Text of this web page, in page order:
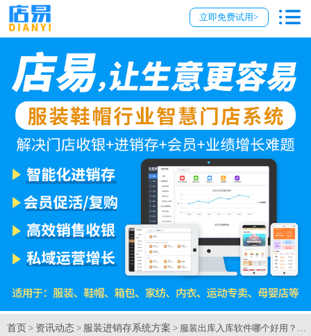
立即免费试用>
首页 > 资讯动态 > 服装进销存系统方案 > 服装出库入库软件哪个好用？推